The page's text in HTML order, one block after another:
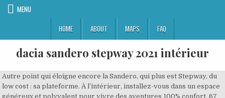
MENU
HOME
ABOUT MAPS FAQ
dacia sandero stepway 2021 intérieur
Autre point qui éloigne encore la Sandero, qui plus est Stepway, du low cost : sa plateforme. À l’intérieur, installez-vous dans un espace généreux et polyvalent pour vivre des aventures 100% confort. 67 avenue du Général Patton 57500 Saint-Avold 03 87 91 83 83 Un équipement réservé à la finition haute, Confort. The vehicle is locked but usable for FiveM servers or others. À l’intérieur, installez-vous dans un espace généreux et polyvalent pour vivre des aventures 100% confort. Quant aux diesels, dCi 95 et 105 ch, ils seront proposés sur des marchés hors d’Europe, tout comme les blocs essence Sce 70 et 110. Déjà disponible à la commande, la nouvelle Dacia Sandero Stepway n’a pourtant pas fini de détailler toute son offre. Anche GPL. Son esthétique robuste est valorisante, sa présentation intérieure est soignée, sa dotation en équipements modernes n’a rien à envier à nombre de modèles… Si ses principales rivales appartiennent au marché de l’occasion, elle pourra sans mal s’attaquer à quelques versions neuves. A LIRE. Klik op een voertuig om het interieur en kofferbak te vergelijken.) First Uploaded: December 05, 2020 Last Updated: December 05, 2020 Last Downloaded: 1 hour ago Première mise en ligne : 5 décembre 2020 Dernière mise à jour : 5 décembre 2020 Téléchargé pour la dernière fois : il y a 12 heures 2019 senesinde Fransa genelinde 55.000 adetten fazla Sandero satıldı.Bu da onu B hatchback segmentinde Peugeot 208, Citroën C3 ve Renault Clio'nun önünde en çok satan model yaptı. Dacia Logan 3 (2021) : il faut sauver le soldat Logan ! A LIRE. Seule la version Confort peut profiter du Media Nav (+ 200 €). Son 3-cylindres TCe 90 peut être associé à une nouvelle boîte de vitesses à 6 rapports (il ne s’agit pas de celle du Duster) ou à la transmission à variation continue (X-Tronic) de la Clio. Nouvelle Sandero Stepway dévoile son design totalement renouvelé tout en réaffirmant son style de crossover. Avec sa garde au sol élevée, vous allez pouvoir attaquer facilement plusieurs types de route au volant de votre Nouvelle Sandero Stepway. Le prix low cost ? Abonnez-vous ! Autre élément distinctif de cette Stepway : ses protections autour des arches de roues qui se poursuivent sur les bas de caisse, mais également sous les boucliers avant et arrière, ainsi que ses barres de toit. La berline polyvalente délaisse, enfin, la base B0 issue de la Clio deuxième génération, et opte désormais pour une évolution de celle de la Clio 5, la CMF-B « Access Spec ». Et ce n’est pas tout ! Relaxez-vous ! La nouvelle citadine baroudeuse sera disponible à la commande dans le courant du mois d'octobre. Disponible en boîte de vitesses manuelle, ce moteur de dernière génération 3 cylindres turbo de 90ch vous permet de maîtriser votre consommation de carburant et de limiter vos émissions de CO2 tout en bénéficiant d’un véritable plaisir de conduite. Prix et gamme en détail, Dacia Sandero 3 (2021). Avec son turbo et ses 100ch, votre motorisation ECO-G vous permet d’allier l’économie à l’agréable. Grâce à ses motorisations essence équipées d'un filtre à particules et répondant aux nouvelles normes en vigueur Euro6, Nouvelle Sandero Stepway allie confort de conduite et meilleur respect de l’environnement. Et si vous le souhaitez, vous pouvez également utiliser directement votre smartphone grâce au support livré de série dans la boîte à gants et positionnable à côté de l’écran multimédia. İnanmıyor musunuz? 17 cm. BMW i3. Scopri Nuova Dacia SANDERO Stepway, il crossover economico e compatto per la città e il tempo libero. offre de reprise pour Outre les améliorations en termes de conduite, la plateforme CMF-B ouvre, à la Sandero Stepway, la porte à toute une panoplie d’assistances à la conduite modernes : A cela s’ajoute des équipements de sécurité passive : Ainsi qu’une dotation inédite pour une Sandero : Ce dernier est disponible, alors même que la Sandero ne dispose que de freins à tambours à l’arrière. Obtenez la meilleure Dacia vise ainsi le particulier et a parfaitement rempli sa mission : depuis 2017, la Sandero est le véhicule le plus vendu aux particuliers. Dacia propose, en effet, un système modulaire permettant de les positionner de façon à disposer d’une galerie pour transporter un coffre de toit ne dépassant pas 80 kg. Dacia Sandero, Spring, SUV 7 places... Voici tous les futurs modèles. De nieuwe Sandero en Sandero Stepway belichamen allemaal het DNA van Dacia. Comme son nom l’indique, il dispose d’un GPS, mais pas uniquement : il permet également une connexion sans fil avec Apple CarPlay et Android Auto. Tout savoir sur la nouvelle Dacia Sandero 2021 : prix, date de sortie, informations, nouveautés, essais, photos et vidéos de la citadine cousine de la Clio 5. Prix et gamme en détail. Prix et équipements de la citadine roumaine. La nouvelle Dacia Sandero devrait faire ses débuts plus tard cette année avant d’être mis en vente en 2021. A bord de la citadine à partir de 8 690 €, Dacia Sandero, Spring, SUV 7 places... Voici tous les futurs modèles. Toutefois, il sera possible d’opter pour des jantes diamantées, une exclusivité de cette version. De iconische en zeer populaire Sandero is sinds 2017 de bestverkochte auto op de Europese particuliere markt. Les modèles allemands qui arriveront en 2021, Prix Nissan Qashqai 2 (2021). Vidéo : Le Nouveau Dacia Sandero Stepway est une excellente affaire ! Dacia Sandero Stepway 2021 afmetingen: Dacia Sandero Stepway 2017 afmetingen: Vergelijking van nieuwe auto's met soortgelijke maten als de Dacia Sandero Stepway 2021: (Gesorteerd van klein naar groot wat betreft lengte. À l’intérieur, grâce à l’une des meilleures habitabilités de sa catégorie, son coffre et ses rangements généreux, elle s’adapte à votre quotidien pour rendre votre voyage encore plus agréable. Tous les deux sont associés à un système Stop&Start. Elle repose, par la même occasion, sur des jantes de 16 pouces qui disposeront, de série, du système d’enjoliveurs « Flexwheel » imitant de véritables jantes en alliage. La cousine tchèque de la Volkswagen ID.1 confirmée, Nouveautés autos. En LOA sur : 61 mois, premier loyer de, Système de freinage actif d'urgence (AEBS), Aide au parking avant, arrière et caméra de recul. The Service Plan covers the manufacturer’s minimum maintenance programme requirements for … Dacia Sandero (2021). La gamme Stepway comprend désormais deux niveaux d'équipements. La Nouvelle Dacia Sandero Stepway 2021 est disponible à partir de 12 590 € L’intérieur est une vraie révolution avec une technologique à la hauteur des généralistes, de quoi faire trembler la Renault Clio 5 . Au sommet de la planche de bord, deux options : un support de téléphone classique ou un écran tactile de 8 pouces. Notre 1er modèle en test reçoit un TCe 90 ch et une boîte à variation continue CVT. Dacia Sandero et Sandero Stepway : tous les tarifs Dacia Sandero. L’expression n’apparaît certes plus dans le communiqué Dacia pour décrire l’auto, mais les éléments de langage du marketing se veulent souvent très (trop ?) La mesure de largeur de 1848 millimètres correspond à la largeur de la Dacia Sandero Stepway 2021 sans les rétroviseurs extérieurs et la valeur de 2007 millimètres avec les rétroviseurs déployés. Après vous avoir présenté les prix de la nouvelle Dacia Sandero classique, voici le détail des versions et des tarifs des Sandero Stepway 2021. positifs, quitte, parfois, à en oublier d’être sincères… Elle n’a pourtant rien de négatif cette expression, surtout lorsqu’elle désigne une Dacia. Freinage automatique d’urgence actif entre 7 et 170 km/h (de série). Petit aparté concernant les barres de toit. En entrée de gamme, la Sandero démarre à partir de 8690 €. Radars de stationnement avant et arrière. Volume du coffre: 328 litres. 550 € de plus pour le SUV compact. Nous sommes montés à bord et voici nos premières impressions en vidéo. Il dispose, à sa gauche, d’une prise USB et d’un support pour téléphone portable qui, une fois occupé, donne presque l’impression d’en avoir un peu trop devant les yeux. La version Stepway est encore plus belle, elle semble plus chic et plus robuste. A LIRE. Pour cela, rien de plus simple, inscrivez vous sur L'argus.fr et imprimer cet article dans un format optimisé pour la lecture. De jour comme de nuit, les feux de croisement à LED de votre Nouvelle Sandero Stepway s'allument automatiquement pour vous assurer une visibilité optimale quelles que soient les circonstances. Doté de notre nouvelle génération de boîte automatique CVT à 2 pédales, ce moteur 3 cylindres turbo de 90ch vous assure un démarrage en douceur, des accélérations souples et des changements de vitesse sans effet « élastique ». Dacia Sandero (2021). Zuerst hochgeladen: 5. Essais, nouveautés, fiabilité, sélection d'annonces auto... Dacia Sandero Stepway 3 (2021). La voiture est ainsi mieux posée sur la route. Hier, vous souhaitiez transporter un vélo mais aujourd’hui, vous avez besoin de poser un coffre de toit ? David Durand, directeur design des programmes Dacia, a souhaité donner démarquer la Stepway de la Sandero classique en lui donnant plus de robustesse. Pilotez ainsi vos applications favorites via l’écran tactile 8’’ sans même avoir besoin de brancher votre smartphone. A l’arrière, l’espace proposé est tout à fait convenable, au vu de l’encombrement de l’engin : l’aisance au niveau des jambes est bonne, certainement en raison des l’empattement légèrement accru, tout comme les caves à pieds, même si le siège conducteur, désormais réglable en hauteur est au plus bas. Nouvelle Dacia Sandero 2021 : l’intérieur révélé. Vous aurez le choix entre une motorisation SCe de 65 ch, TCe de 90 ch ou ECO-G de 100 ch. Singer ACS (2021). Le SUV 100% électrique nous ouvre ses portes. Les tarifs. Выберите одну из следующих категорий, чтобы начать просматривать последние моды для GTA 5 на ПК: Prix et gamme en détail *** ... à l’intérieur, la Sandero Stepway fait clairement un bond en avant. Dimension Dacia Sandero Stepway 2021. Selecciona